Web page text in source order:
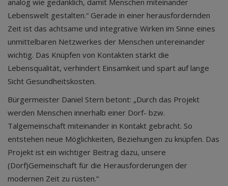
analog wie gedanklich, damit Menschen miteinander
Lebenswelt gestalten.“ Gerade in einer herausfordernden
Zeit ist das achtsame und integrative Wirken im Sinne eines
unmittelbaren Netzwerkes der Menschen untereinander
wichtig. Das Knüpfen von Kontakten stärkt die
Lebensqualität, verhindert Einsamkeit und spart auf lange
Sicht Gesundheitskosten.
Bürgermeister Daniel Stern betont: „Durch das Projekt
werden Menschen innerhalb einer Dorf- bzw.
Talgemeinschaft miteinander in Kontakt gebracht. So
entstehen neue Möglichkeiten, Beziehungen zu knüpfen. Das
Projekt ist ein wichtiger Beitrag dazu, unsere
(Dorf)Gemeinschaft für die Herausforderungen der
modernen Zeit zu rüsten.“